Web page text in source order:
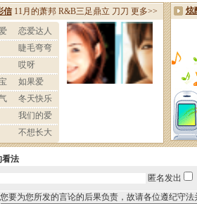
看法
匿名发出
您要为您所发的言论的后果负责，故请各位遵纪守